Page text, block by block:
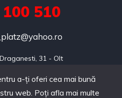
100 510
31 - Olt
realizat de Webdin.ro
a-ți oferi cea mai bună
web. Poți afla mai multe